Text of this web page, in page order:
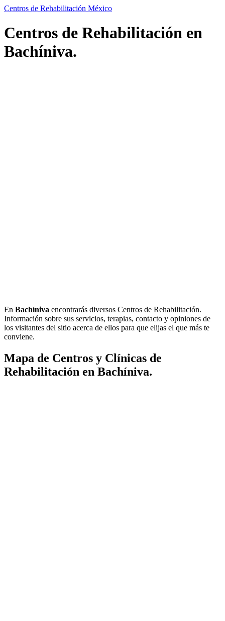
Centros de Rehabilitación México
Centros de Rehabilitación en
Bachíniva.
En Bachíniva encontrarás diversos Centros de Rehabilitación.
Información sobre sus servicios, terapias, contacto y opiniones de
los visitantes del sitio acerca de ellos para que elijas el que más te
conviene.
Mapa de Centros y Clínicas de
Rehabilitación en Bachíniva.